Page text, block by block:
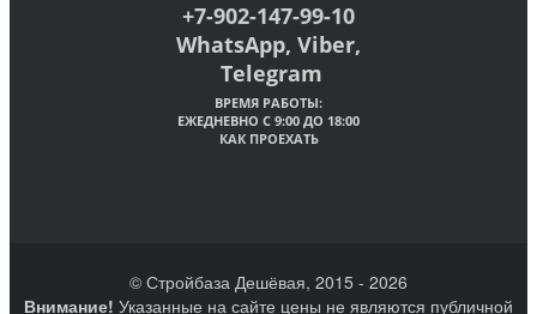
+7-902-147-99-10
WhatsApp, Viber,
Telegram
ВРЕМЯ РАБОТЫ:
ЕЖЕДНЕВНО С 9:00 ДО 18:00
КАК ПРОЕХАТЬ
© Стройбаза Дешёвая, 2015 - 2026
Внимание! Указанные на сайте цены не являются публичной